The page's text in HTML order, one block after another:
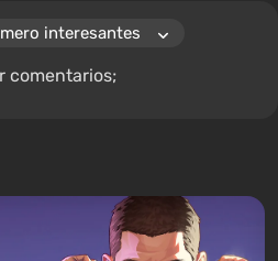
incluyen Fallout,
comentarios;